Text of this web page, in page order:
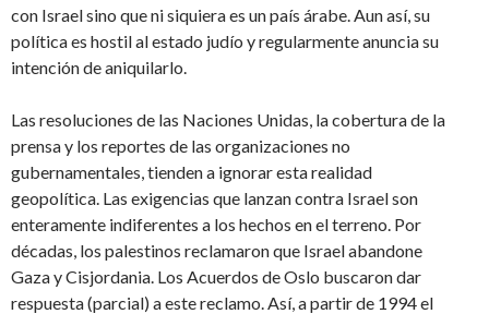
con Israel sino que ni siquiera es un país árabe. Aun así, su
política es hostil al estado judío y regularmente anuncia su
intención de aniquilarlo.
Las resoluciones de las Naciones Unidas, la cobertura de la
prensa y los reportes de las organizaciones no
gubernamentales, tienden a ignorar esta realidad
geopolítica. Las exigencias que lanzan contra Israel son
enteramente indiferentes a los hechos en el terreno. Por
décadas, los palestinos reclamaron que Israel abandone
Gaza y Cisjordania. Los Acuerdos de Oslo buscaron dar
respuesta (parcial) a este reclamo. Así, a partir de 1994 el